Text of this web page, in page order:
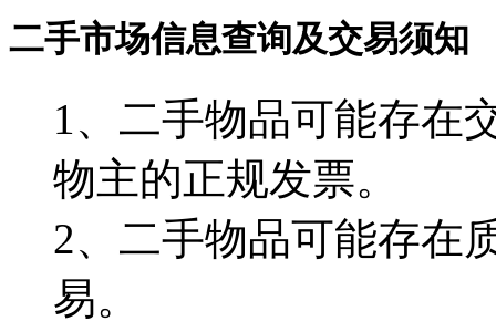
二手市场信息查询及交易须知
1、二手物品可能存在
物主的正规发票。
2、二手物品可能存在
易。